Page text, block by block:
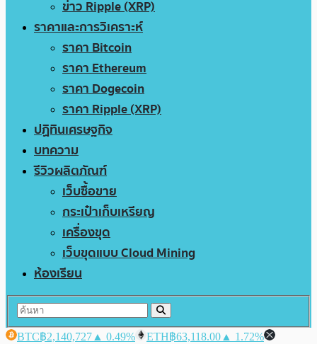
ข่าว Ripple (XRP)
ราคาและการวิเคราะห์
ราคา Bitcoin
ราคา Ethereum
ราคา Dogecoin
ราคา Ripple (XRP)
ปฏิทินเศรษฐกิจ
บทความ
รีวิวผลิตภัณฑ์
เว็บซื้อขาย
กระเป๋าเก็บเหรียญ
เครื่องขุด
เว็บขุดแบบ Cloud Mining
ห้องเรียน
BTC฿2,140,727 ▲ 0.49% ETH฿63,118.00 ▲ 1.72%